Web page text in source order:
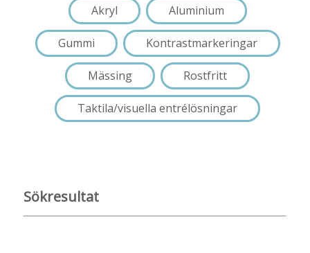
Akryl Aluminium
Gummi Kontrastmarkeringar
Mässing Rostfritt
Taktila/visuella entrélösningar
Sökresultat